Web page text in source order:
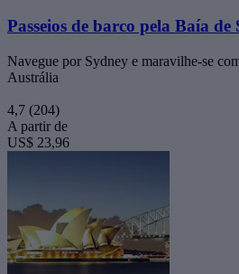
Passeios de barco pela Baía de
Navegue por Sydney e maravilhe-se
Austrália
4,7 (204)
A partir de
US$ 23,96